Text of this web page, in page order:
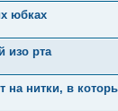
юбках
изо рта
на нитки, в